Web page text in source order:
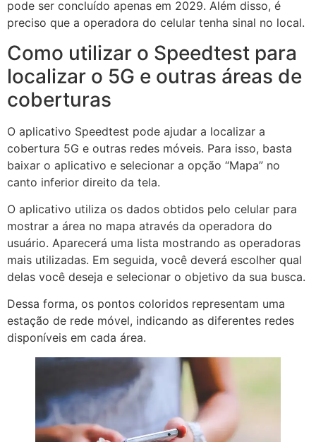
pode ser concluído apenas em 2029. Além disso, é
preciso que a operadora do celular tenha sinal no local.
Como utilizar o Speedtest para
localizar o 5G e outras áreas de
coberturas
O aplicativo Speedtest pode ajudar a localizar a
cobertura 5G e outras redes móveis. Para isso, basta
baixar o aplicativo e selecionar a opção “Mapa” no
canto inferior direito da tela.
O aplicativo utiliza os dados obtidos pelo celular para
mostrar a área no mapa através da operadora do
usuário. Aparecerá uma lista mostrando as operadoras
mais utilizadas. Em seguida, você deverá escolher qual
delas você deseja e selecionar o objetivo da sua busca.
Dessa forma, os pontos coloridos representam uma
estação de rede móvel, indicando as diferentes redes
disponíveis em cada área.